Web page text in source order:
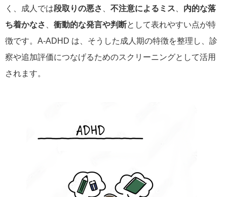
く、成人では段取りの悪さ 不注意によるミス
内的な落
ち着かなさ
衝動的な発言や判断として表れやすい点が特
徴です。A-ADHD は、そうした成人期の特徴を整理し、診
察や追加評価につなげるためのスクリーニングとして活用
されます。